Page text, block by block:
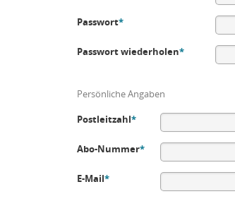
Passwort*
Passwort wiederholen*
Persönliche Angaben
Postleitzahl*
Abo-Nummer*
E-Mail*